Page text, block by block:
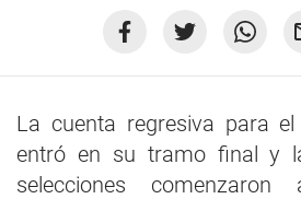
La cuenta regresiva para
entró en su tramo final y
selecciones